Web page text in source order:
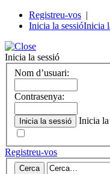
Registreu-vos |
Inicia la sessióInicia
Inicia la sessió
Nom d’usuari:
Contrasenya:
Inicia la
Registreu-vos